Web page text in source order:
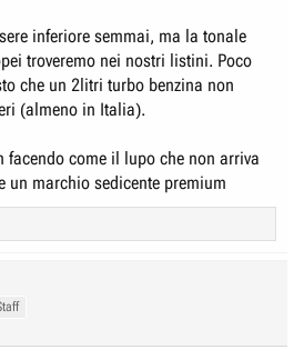
inferiore semmai, ma la tonale
troveremo nei nostri listini. Poco
che un 2litri turbo benzina non
(almeno in Italia).
facendo come il lupo che non arriva
un marchio sedicente premium